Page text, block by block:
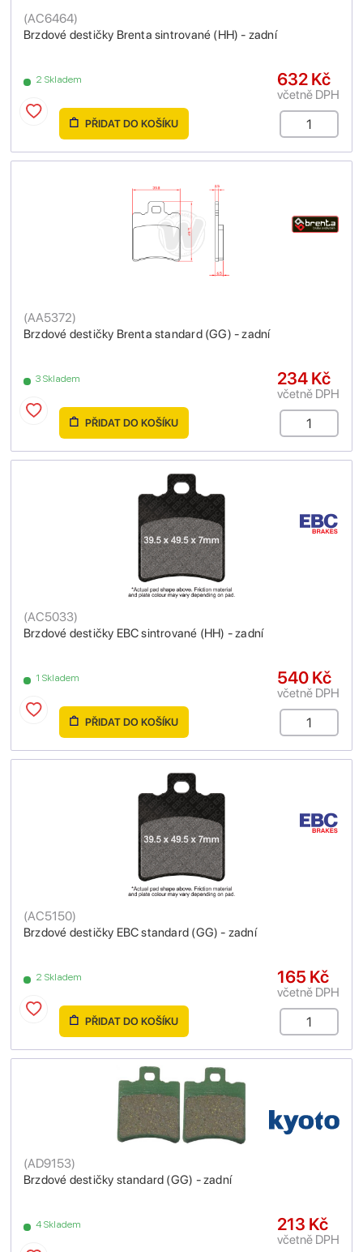
Brzdové destičky Brenta sintrované (HH) - zadní
(AC6464)
2 Skladem 632 Kč
včetně DPH
PŘIDAT DO KOŠÍKU
Brzdové destičky Brenta standard (GG) - zadní
(AA5372)
3 Skladem 234 Kč
včetně DPH
PŘIDAT DO KOŠÍKU
Brzdové destičky EBC sintrované (HH) - zadní
(AC5033)
1 Skladem 540 Kč
včetně DPH
PŘIDAT DO KOŠÍKU
Brzdové destičky EBC standard (GG) - zadní
(AC5150)
2 Skladem 165 Kč
včetně DPH
PŘIDAT DO KOŠÍKU
Brzdové destičky standard (GG) - zadní
(AD9153)
4 Skladem 213 Kč
včetně DPH